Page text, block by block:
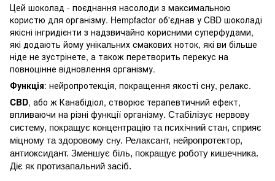
Цей шоколад - поєднання насолоди з максимальною
користю для організму. Hempfactor об'єднав у CBD шоколаді
якісні інгридієнти з надзвичайно корисними суперфудами,
які додають йому унікальних смакових ноток, які ви більше
ніде не зустрінете, а також перетворить перекус на
повноцінне відновлення організму.
Функція: нейропротекція, покращення якості сну, релакс.
CBD, або ж Канабідіол, створює терапевтичний ефект,
впливаючи на різні функції організму. Стабілізує нервову
систему, покращує концентрацію та психічний стан, сприяє
міцному та здоровому сну. Релаксант, нейропротектор,
антиоксидант. Зменшує біль, покращує роботу кишечника.
Діє як протизапальний засіб.